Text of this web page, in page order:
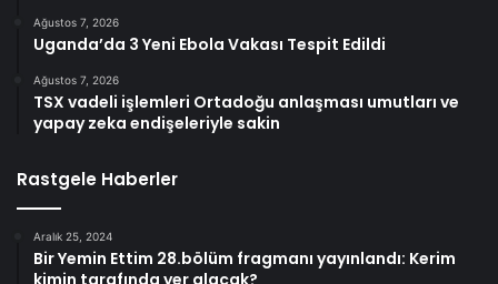
Ağustos 7, 2026
Uganda’da 3 Yeni Ebola Vakası Tespit Edildi
Ağustos 7, 2026
TSX vadeli işlemleri Ortadoğu anlaşması umutları ve
yapay zeka endişeleriyle sakin
Rastgele Haberler
Aralık 25, 2024
Bir Yemin Ettim 28.bölüm fragmanı yayınlandı: Kerim
kimin tarafında yer alacak?